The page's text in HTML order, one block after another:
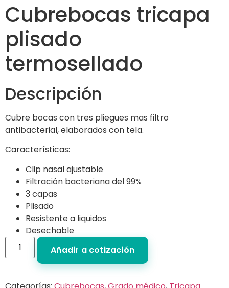
Cubrebocas tricapa
plisado
termosellado
Descripción
Cubre bocas con tres pliegues mas filtro
antibacterial, elaborados con tela.
Características:
Clip nasal ajustable
Filtración bacteriana del 99%
3 capas
Plisado
Resistente a liquidos
Desechable
Añadir a cotización